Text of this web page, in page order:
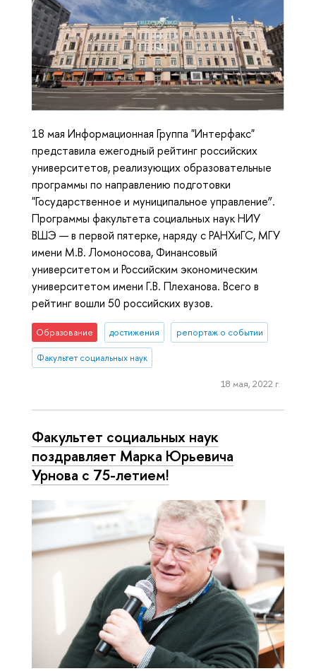
18 мая Информационная Группа "Интерфакс"
представила ежегодный рейтинг российских
университетов, реализующих образовательные
программы по направлению подготовки
"Государственное и муниципальное управление”.
Программы факультета социальных наук НИУ
ВШЭ — в первой пятерке, наряду с РАНХиГС, МГУ
имени М.В. Ломоносова, Финансовый
университетом и Российским экономическим
университетом имени Г.В. Плеханова. Всего в
рейтинг вошли 50 российских вузов.
Образование достижения репортаж о событии
Факультет социальных наук
18 мая, 2022 г.
Факультет социальных наук
поздравляет Марка Юрьевича
Урнова с 75-летием!